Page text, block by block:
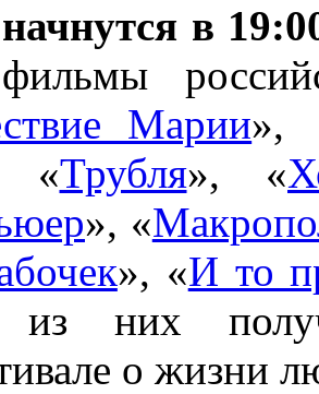
в
Марии»,
«Трубля», «
», «
», «И то
из них
о жизни